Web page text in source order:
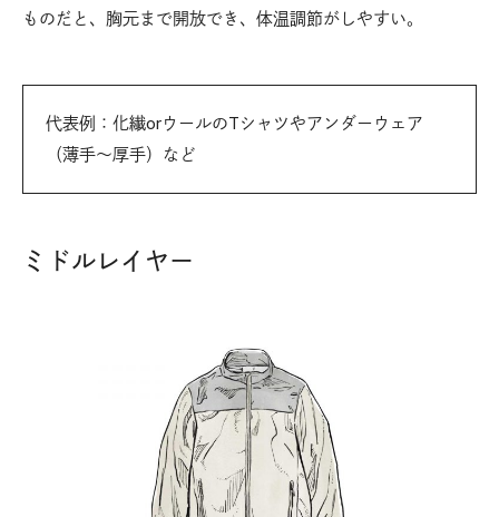
ものだと、胸元まで開放でき、体温調節がしやすい。
代表例：化繊orウールのTシャツやアンダーウェア
（薄手〜厚手）など
ミドルレイヤー